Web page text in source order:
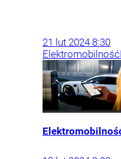
21 lut 2024 8:30
Elektromobilność